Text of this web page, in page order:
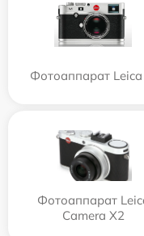
Фотоаппарат Leica
Фотоаппарат
Camera X2